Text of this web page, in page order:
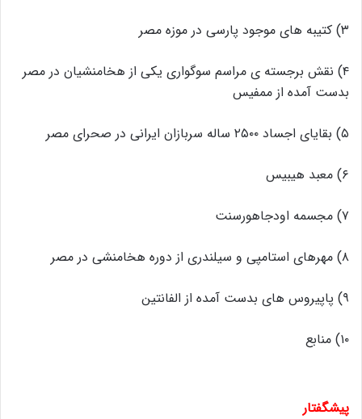
۳) کتیبه های موجود پارسی در موزه مصر
۴) نقش برجسته ی مراسم سوگواری یکی از هخامنشیان در مصر
بدست آمده از ممفیس
۵) بقایای اجساد ۲۵۰۰ ساله سربازان ایرانی در صحرای مصر
۶) معبد هیبیس
۷) مجسمه اودجاهورسنت
۸) مهرهای استامپی و سیلندری از دوره هخامنشی در مصر
۹) پاپیروس های بدست آمده از الفانتین
۱۰) منابع
پیشگفتار